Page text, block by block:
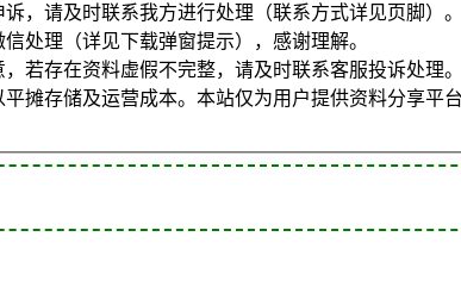
，请及时联系我方进行处理（联系方式详见页脚）。
处理（详见下载弹窗提示），感谢理解。
若存在资料虚假不完整，请及时联系客服投诉处理。
摊存储及运营成本。本站仅为用户提供资料分享平